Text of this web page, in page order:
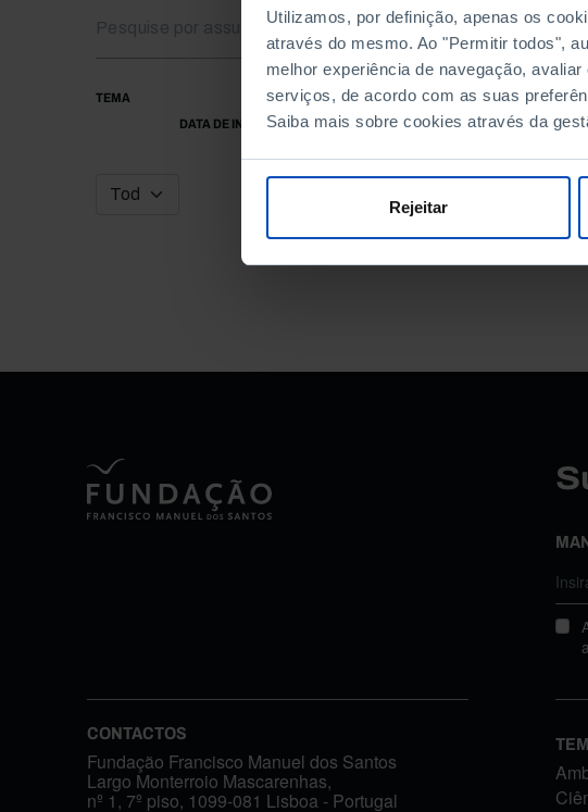
Utilizamos, por definição, apenas os
através do mesmo. Ao "Permitir todos",
melhor experiência de navegação,
serviços, de acordo com as suas
Saiba mais sobre cookies através da
Rejeitar
TEMA
DATA DE INÍCIO
CONTACTOS
Fundação Francisco Manuel dos Santos
Largo Monterroio Mascarenhas,
nº 1, 7º piso, 1099-081 Lisboa - Portugal